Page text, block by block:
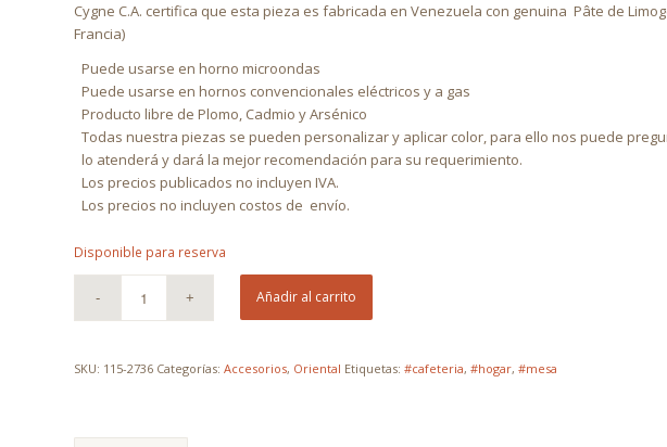
Cygne C.A. certifica que esta pieza es fabricada en Venezuela con genuina Pâte de
Francia)
Puede usarse en horno microondas
Puede usarse en hornos convencionales eléctricos y a gas
Producto libre de Plomo, Cadmio y Arsénico
Todas nuestra piezas se pueden personalizar y aplicar color, para ello nos puede
lo atenderá y dará la mejor recomendación para su requerimiento.
Los precios publicados no incluyen IVA.
Los precios no incluyen costos de envío.
Disponible para reserva
Añadir al carrito
SKU: 115-2736 Categorías:Accesorios, Oriental Etiquetas:#cafeteria,#hogar,#mesa